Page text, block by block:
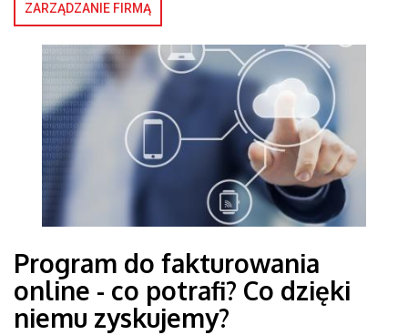
ZARZĄDZANIE FIRMĄ
Program do fakturowania
online - co potrafi? Co dzięki
niemu zyskujemy?